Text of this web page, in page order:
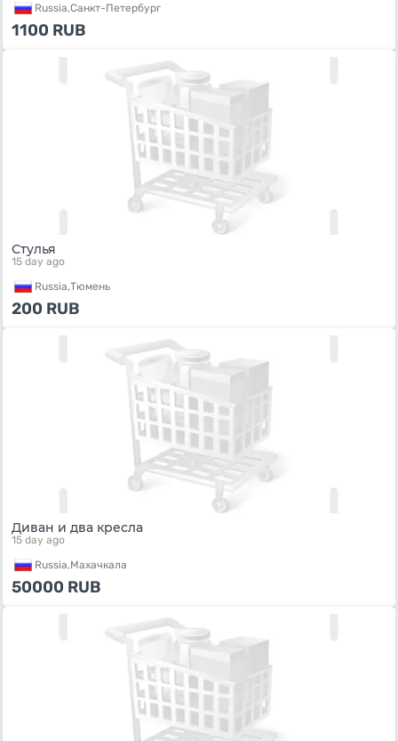
Russia,Санкт-Петербург
1100 RUB
Стулья
15 day ago
Russia,Тюмень
200 RUB
Диван и два кресла
15 day ago
Russia,Махачкала
50000 RUB